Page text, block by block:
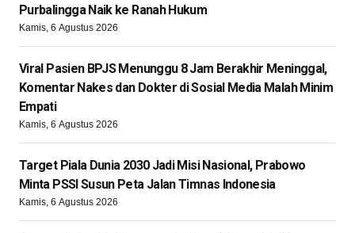
Purbalingga Naik ke Ranah Hukum
Kamis, 6 Agustus 2026
Viral Pasien BPJS Menunggu 8 Jam Berakhir Meninggal,
Komentar Nakes dan Dokter di Sosial Media Malah Minim
Empati
Kamis, 6 Agustus 2026
Target Piala Dunia 2030 Jadi Misi Nasional, Prabowo
Minta PSSI Susun Peta Jalan Timnas Indonesia
Kamis, 6 Agustus 2026